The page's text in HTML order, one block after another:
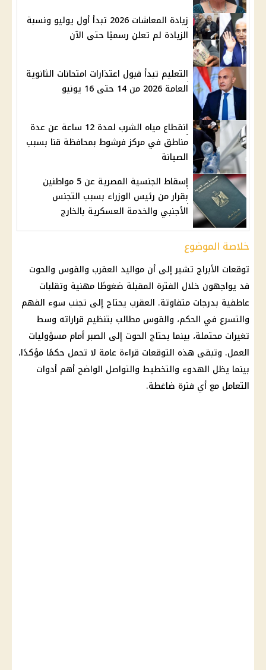
زيادة المعاشات 2026 تبدأ أول يوليو ونسبة
الزيادة لم تعلن رسميًا حتى الآن
التعليم تبدأ قبول اعتذارات امتحانات الثانوية
العامة 2026 من 14 حتى 16 يونيو
انقطاع مياه الشرب لمدة 12 ساعة عن عدة
مناطق في مركز فرشوط بمحافظة قنا بسبب
الصيانة
إسقاط الجنسية المصرية عن 5 مواطنين
بقرار من رئيس الوزراء بسبب التجنس
الأجنبي والخدمة العسكرية بالخارج
خلاصة الموضوع
توقعات الأبراج تشير إلى أن مواليد العقرب والقوس والحوت
قد يواجهون خلال الفترة المقبلة ضغوطًا مهنية وتقلبات
عاطفية بدرجات متفاوتة. العقرب يحتاج إلى تجنب سوء الفهم
والتسرع في الحكم، والقوس مطالب بتنظيم قراراته وسط
تغيرات محتملة، بينما يحتاج الحوت إلى الصبر أمام مسؤوليات
العمل. وتبقى هذه التوقعات قراءة عامة لا تحمل حكمًا مؤكدًا،
بينما يظل الهدوء والتخطيط والتواصل الواضح أهم أدوات
التعامل مع أي فترة ضاغطة.